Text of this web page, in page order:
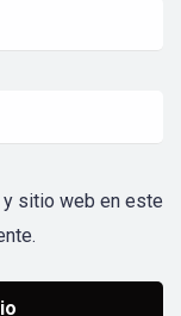
y sitio web en este